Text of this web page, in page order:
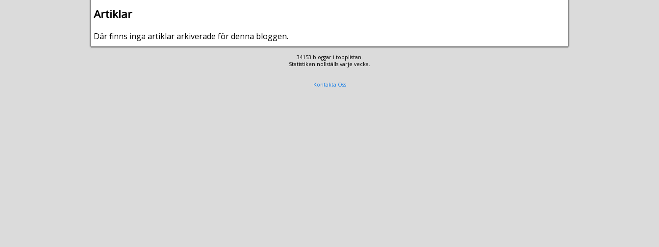
Artiklar
Där finns inga artiklar arkiverade för denna bloggen.
34153 bloggar i topplistan.
Statistiken nollställs varje vecka.
Kontakta Oss